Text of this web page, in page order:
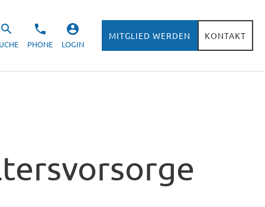
PHONE LOGIN
MITGLIED WERDEN KONTAKT